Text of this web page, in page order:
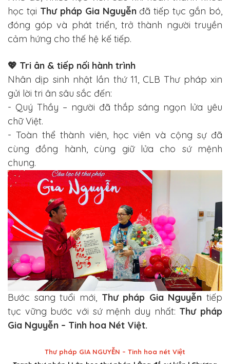
học tại Thư pháp Gia Nguyễnđã tiếp tục gắn bó,
đóng góp và phát triển, trở thành người truyền
cảm hứng cho thế hệ kế tiếp.
💖 Tri ân & tiếp nối hành trình
Nhân dịp sinh nhật lần thứ 11, CLB Thư pháp xin
gửi lời tri ân sâu sắc đến:
- Quý Thầy – người đã thắp sáng ngọn lửa yêu
chữ Việt.
- Toàn thể thành viên, học viên và cộng sự đã
cùng đồng hành, cùng giữ lửa cho sứ mệnh
chung.
Bước sang tuổi mới, Thư pháp Gia Nguyễn tiếp
tục vững bước với sứ mệnh duy nhất: Thư pháp
Gia Nguyễn – Tinh hoa Nét Việt.
Thư pháp GIA NGUYỄN – Tinh hoa nét Việt